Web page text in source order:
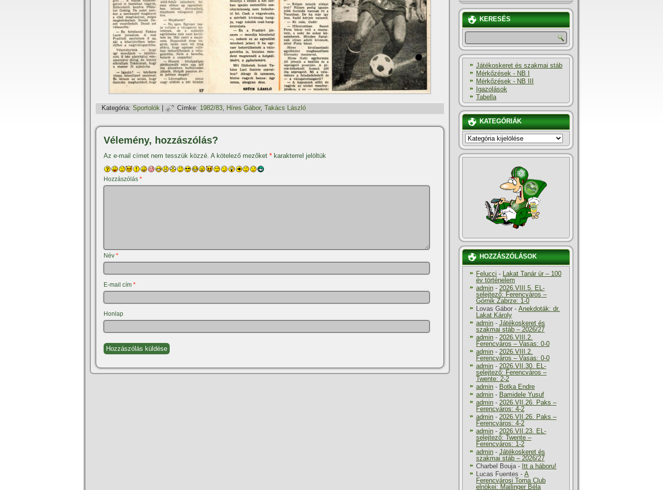
Kategória: Sportolók Címke: 1982/83, Hí­res Gábor, Takács László
Vélemény, hozzászólás?
Az e-mail címet nem tesszük közzé. A kötelező mezőket * karakterrel jelöltük
Hozzászólás *
Név *
E-mail cím *
Honlap
KERESÉS
Játékoskeret és szakmai stáb
Mérkőzések - NB I
Mérkőzések - NB III
Igazolások
Tabella
KATEGÓRIÁK
KATEGÓRIÁK
HOZZÁSZÓLÁSOK
Felucci - Lakat Tanár úr – 100
év történelem
admin - 2026.VIII.5. EL-
selejtező: Ferencváros –
Górnik Zabrze: 1-0
Lovas Gábor - Anekdoták: dr.
Lakat Károly
admin - Játékoskeret és
szakmai stáb – 2026/27
admin - 2026.VIII.2.
Ferencváros – Vasas: 0-0
admin - 2026.VIII.2.
Ferencváros – Vasas: 0-0
admin - 2026.VII.30. EL-
selejtező: Ferencváros –
Twente: 2-2
admin - Botka Endre
admin - Bamidele Yusuf
admin - 2026.VII.26. Paks –
Ferencváros: 4-2
admin - 2026.VII.26. Paks –
Ferencváros: 4-2
admin - 2026.VII.23. EL-
selejtező: Twente –
Ferencváros: 1-2
admin - Játékoskeret és
szakmai stáb – 2026/27
Charbel Bouja- Itt a háboru!
Lucas Fuentes - A
Ferencvárosi Torna Club
elnökei: Mailinger Béla